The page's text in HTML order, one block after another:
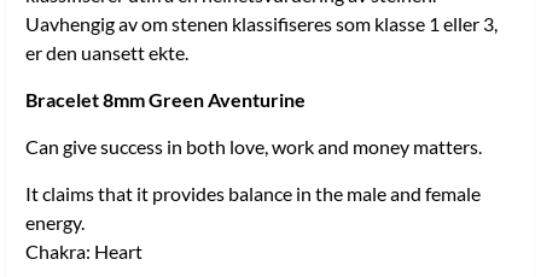
Uavhengig av om stenen klassifiseres som klasse 1 eller 3,
er den uansett ekte.
Bracelet 8mm Green Aventurine
Can give success in both love, work and money matters.
It claims that it provides balance in the male and female
energy.
Chakra: Heart